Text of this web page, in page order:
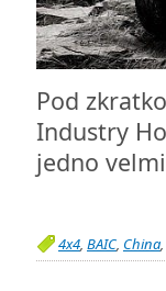
Pod
Industry
jedno
4x4, BAIC, China,